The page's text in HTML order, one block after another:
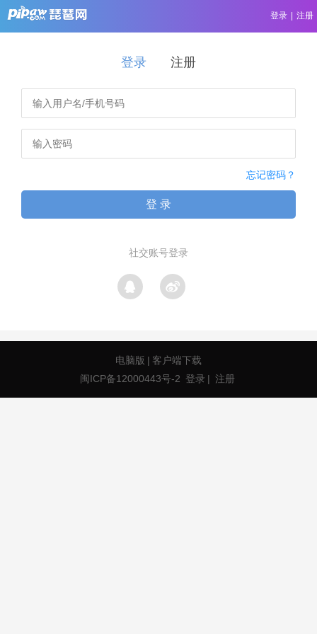
登录 注册
登录 注册
忘记密码？
登 录
社交账号登录
电脑版 | 客户端下载
闽ICP备12000443号-2 登录 | 注册